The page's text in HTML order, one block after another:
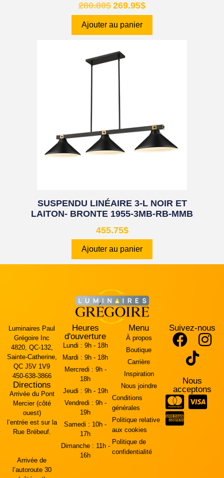
280.80$ 269.95$
Ajouter au panier
SUSPENDU LINÉAIRE 3-L NOIR ET
LAITON- BRONTE 1955-3MB-RB-MMB
455.75$
Ajouter au panier
Luminaires Paul
Grégoire Inc
4820, QC-132,
Sainte-Catherine,
QC J5V 1V9
450-638-3866
Directions
Arrivée du Pont
Mercier (côté
ouest)
l’entrée est sur la
Rue Brébeuf.
Arrivée de
l’autoroute 30
Heures
d'ouverture
Lundi : 9h - 18h
Mardi : 9h - 18h
Mercredi : 9h -
18h
Jeudi : 9h - 19h
Vendredi : 9h -
19h
Samedi : 10h -
17h
Dimanche : 11h -
16h
Menu
À propos
Boutique
Carrière
Inspiration
Nous joindre
Conditions
générales
Politique relative
aux cookies
Politique de
confidentialité
Suivez-nous
Nous
acceptons